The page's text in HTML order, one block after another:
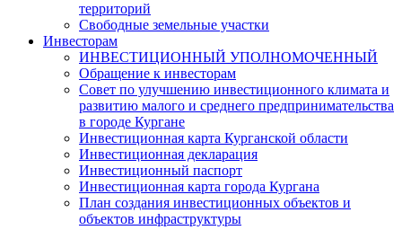
территорий
Свободные земельные участки
Инвесторам
ИНВЕСТИЦИОННЫЙ УПОЛНОМОЧЕННЫЙ
Обращение к инвесторам
Совет по улучшению инвестиционного климата и
развитию малого и среднего предпринимательства
в городе Кургане
Инвестиционная карта Курганской области
Инвестиционная декларация
Инвестиционный паспорт
Инвестиционная карта города Кургана
План создания инвестиционных объектов и
объектов инфраструктуры